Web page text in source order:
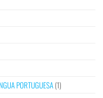
PORTUGUESA(1)